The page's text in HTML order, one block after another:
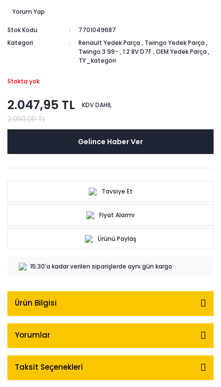
Yorum Yap
Stok Kodu
7701049687
Kategori
Renault Yedek Parça , Twingo Yedek Parça ,
Twingo 3 99- ,1.2 8V D7F,OEM Yedek Parça ,
TY_kategori
Stokta yok
2.047,95 TL KDV DAHİL
2.050,00 TL
Gelince Haber Ver
Tavsiye Et
Fiyat Alarmı
Ürünü Paylaş
15:30'a kadar verilen siparişlerde aynı gün kargo
Ürün Bilgisi
Yorumlar
Taksit Seçenekleri